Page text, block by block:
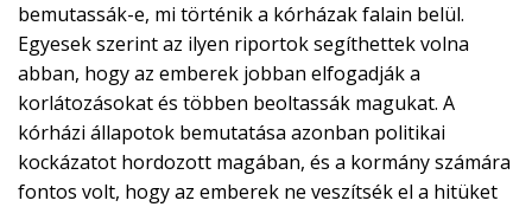
bemutassák-e, mi történik a kórházak falain belül.
Egyesek szerint az ilyen riportok segíthettek volna
abban, hogy az emberek jobban elfogadják a
korlátozásokat és többen beoltassák magukat. A
kórházi állapotok bemutatása azonban politikai
kockázatot hordozott magában, és a kormány számára
fontos volt, hogy az emberek ne veszítsék el a hitüket